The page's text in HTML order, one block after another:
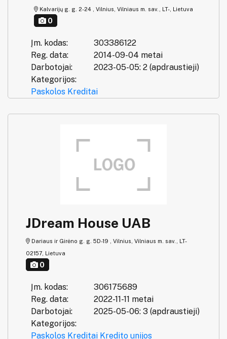
Kalvarijų g. g. 2-24 , Vilnius, Vilniaus m. sav., LT-, Lietuva
0
Įm. kodas:
303386122
Reg. data:
2014-09-04 metai
Darbotojai:
2023-05-05: 2 (apdraustieji)
Kategorijos:
Paskolos Kreditai
JDream House UAB
Dariaus ir Girėno g. g. 5D-19 , Vilnius, Vilniaus m. sav., LT-
02157, Lietuva
0
Įm. kodas:
306175689
Reg. data:
2022-11-11 metai
Darbotojai:
2025-05-06: 3 (apdraustieji)
Kategorijos:
Paskolos Kreditai Kredito unijos